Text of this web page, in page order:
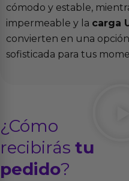
cómodo y estable,
impermeable y la carga
convierten en una
sofisticada para tus
¿Cómo
recibirás tu
pedido?